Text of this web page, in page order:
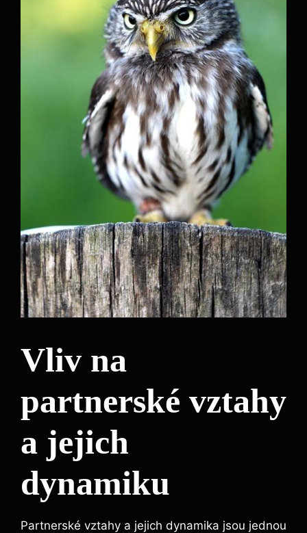
Vliv na
partnerské vztahy
a jejich
dynamiku
Partnerské vztahy a jejich dynamika jsou jednou